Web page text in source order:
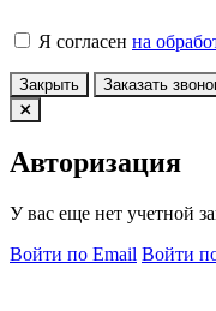
Я согласен на
Закрыть Заказать
Авторизация
У вас еще нет учетной
Войти по Email Войти